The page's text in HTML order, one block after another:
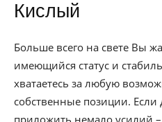
Кислый
Больше всего на свете Вы
имеющийся статус и
хватаетесь за любую
собственные позиции. Если
приложить немало усилий